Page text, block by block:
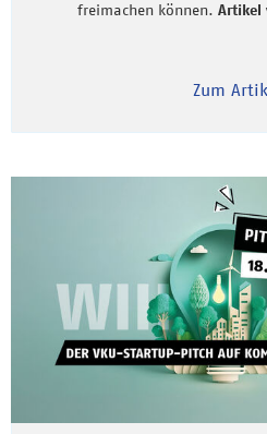
freimachen können. Artikel
Zum